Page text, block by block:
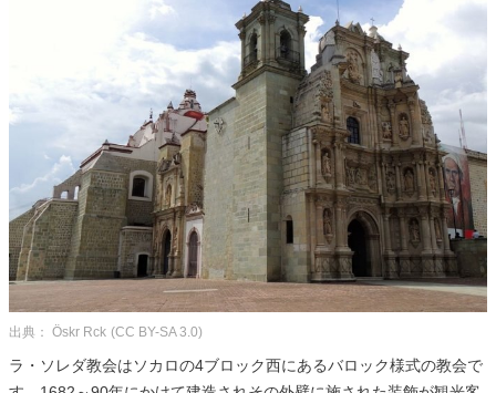
出典： Öskr Rck (CC BY-SA 3.0)
ラ・ソレダ教会はソカロの4ブロック西にあるバロック様式の教会で